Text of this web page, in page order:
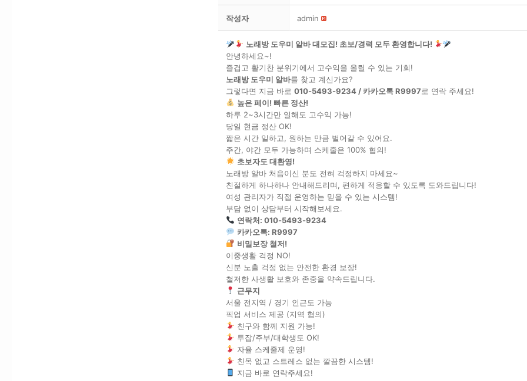
작성자 admin
노래방 도우미 알바 대모집! 초보/경력 모두 환영합니다!
안녕하세요~!
즐겁고 활기찬 분위기에서 고수익을 올릴 수 있는 기회!
노래방 도우미 알바를 찾고 계신가요?
그렇다면 지금 바로 010-5493-9234 / 카카오톡 R9997로 연락 주세요!
높은 페이! 빠른 정산!
하루 2~3시간만 일해도 고수익 가능!
당일 현금 정산 OK!
짧은 시간 일하고, 원하는 만큼 벌어갈 수 있어요.
주간, 야간 모두 가능하며 스케줄은 100% 협의!
초보자도 대환영!
노래방 알바 처음이신 분도 전혀 걱정하지 마세요~
친절하게 하나하나 안내해드리며, 편하게 적응할 수 있도록 도와드립니다!
여성 관리자가 직접 운영하는 믿을 수 있는 시스템!
부담 없이 상담부터 시작해보세요.
연락처: 010-5493-9234
카카오톡: R9997
비밀보장 철저!
이중생활 걱정 NO!
신분 노출 걱정 없는 안전한 환경 보장!
철저한 사생활 보호와 존중을 약속드립니다.
근무지
서울 전지역 / 경기 인근도 가능
픽업 서비스 제공 (지역 협의)
친구와 함께 지원 가능!
투잡/주부/대학생도 OK!
자율 스케줄제 운영!
친목 없고 스트레스 없는 깔끔한 시스템!
지금 바로 연락주세요!